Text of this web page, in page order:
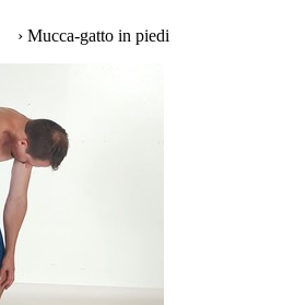
› Mucca-gatto in piedi